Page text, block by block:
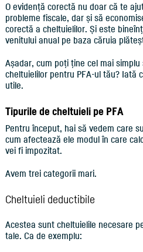
O evidență corectă nu doar că te
probleme fiscale, dar și să
corectă a cheltuielilor. Și este
venitului anual pe baza căruia
Așadar, cum poți ține cel mai
cheltuielilor pentru PFA-ul tău? Iată
utile.
Tipurile de cheltuieli pe PFA
Pentru început, hai să vedem care
cum afectează ele modul în care
vei fi impozitat.
Avem trei categorii mari.
Cheltuieli deductibile
Acestea sunt cheltuielile necesare
tale. Ca de exemplu: